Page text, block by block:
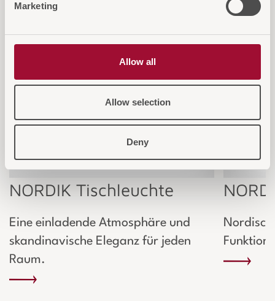
Marketing
Allow all
Allow selection
Deny
NORDIK Tischleuchte
Eine einladende Atmosphäre und
skandinavische Eleganz für jeden
Raum.